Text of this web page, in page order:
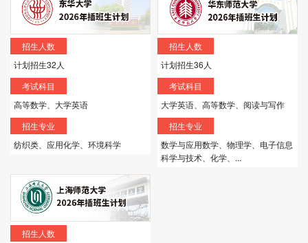
招生人数
计划招生32人
考试科目
高等数学、大学英语
招生专业
纺织类、应用化学、环境科学
招生人数
计划招生36人
考试科目
大学英语、高等数学、阅读与写作
招生专业
数学与应用数学、物理学、电子信息
科学与技术、化学、...
招生人数